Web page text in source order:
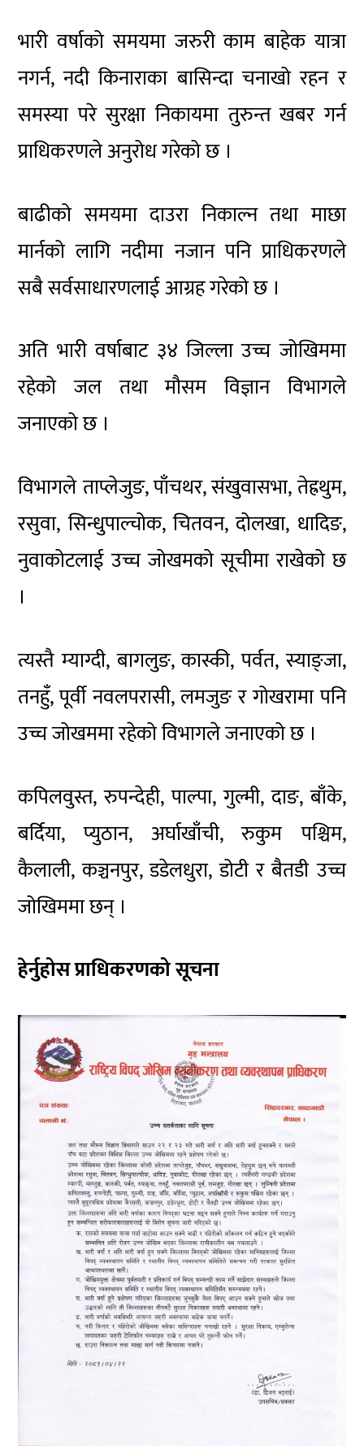
भारी वर्षाको समयमा जरुरी काम बाहेक यात्रा
नगर्न, नदी किनाराका बासिन्दा चनाखो रहन र
समस्या परे सुरक्षा निकायमा तुरुन्त खबर गर्न
प्राधिकरणले अनुरोध गरेको छ ।
बाढीको समयमा दाउरा निकाल्न तथा माछा
मार्नको लागि नदीमा नजान पनि प्राधिकरणले
सबै सर्वसाधारणलाई आग्रह गरेको छ ।
अति भारी वर्षाबाट ३४ जिल्ला उच्च जोखिममा
रहेको जल तथा मौसम विज्ञान विभागले
जनाएको छ ।
विभागले ताप्लेजुङ, पाँचथर, संखुवासभा, तेह्रथुम,
रसुवा, सिन्धुपाल्चोक, चितवन, दोलखा, धादिङ,
नुवाकोटलाई उच्च जोखमको सूचीमा राखेको छ
।
त्यस्तै म्याग्दी, बागलुङ, कास्की, पर्वत, स्याङ्जा,
तनहुँ, पूर्वी नवलपरासी, लमजुङ र गोखरामा पनि
उच्च जोखममा रहेको विभागले जनाएको छ ।
कपिलवुस्त, रुपन्देही, पाल्पा, गुल्मी, दाङ, बाँके,
बर्दिया, प्युठान, अर्घाखाँची, रुकुम पश्चिम,
कैलाली, कञ्चनपुर, डडेलधुरा, डोटी र बैतडी उच्च
जोखिममा छन् ।
हेर्नुहोस प्राधिकरणको सूचना